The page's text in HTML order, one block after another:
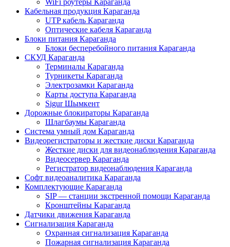
Кабельная продукция Караганда
UTP кабель Караганда
Оптические кабеля Караганда
Блоки питания Караганда
Блоки бесперебойного питания Караганда
СКУД Караганда
Терминалы Караганда
Турникеты Караганда
Электрозамки Караганда
Карты доступа Караганда
Sigur Шымкент
Дорожные блокираторы Караганда
Шлагбаумы Караганда
Система умный дом Караганда
Видеорегистраторы и жесткие диски Караганда
Жесткие диски для видеонаблюдения Караганда
Видеосервер Караганда
Регистратор видеонаблюдения Караганда
Софт видеоаналитика Караганда
Комплектующие Караганда
SIP — станции экстренной помощи Караганда
Кронштейны Караганда
Датчики движения Караганда
Сигнализация Караганда
Охранная сигнализация Караганда
Пожарная сигнализация Караганда